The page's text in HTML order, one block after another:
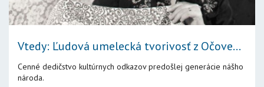
Vtedy: Ľudová umelecká tvorivosť z Očove...
Cenné dedičstvo kultúrnych odkazov predošlej generácie nášho
národa.